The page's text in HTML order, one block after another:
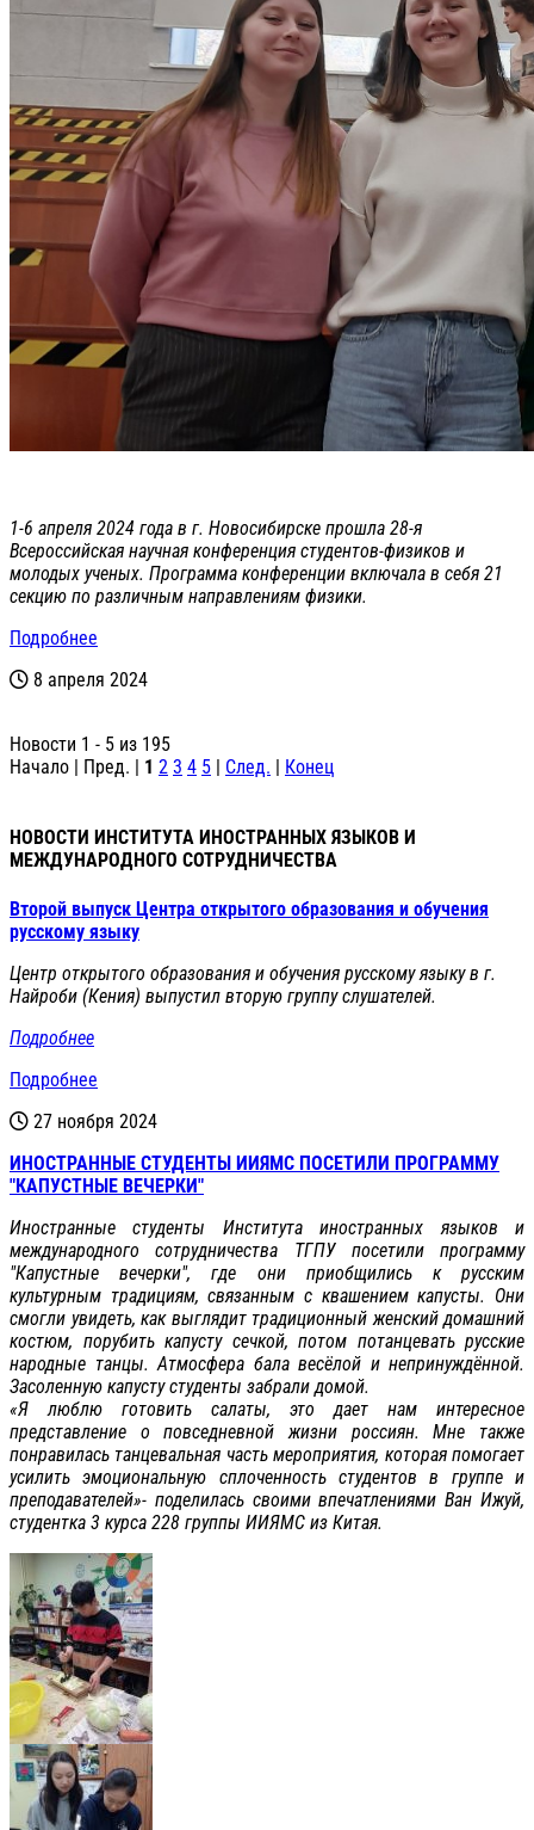
1-6 апреля 2024 года в г. Новосибирске прошла 28-я
Всероссийская научная конференция студентов-физиков и
молодых ученых. Программа конференции включала в себя 21
секцию по различным направлениям физики.
Подробнее
8 апреля 2024
Новости 1 - 5 из 195
Начало | Пред. | 1 2 3 4 5 | След. | Конец
НОВОСТИ ИНСТИТУТА ИНОСТРАННЫХ ЯЗЫКОВ И
МЕЖДУНАРОДНОГО СОТРУДНИЧЕСТВА
Второй выпуск Центра открытого образования и обучения
русскому языку
Центр открытого образования и обучения русскому языку в г.
Найроби (Кения) выпустил вторую группу слушателей.
Подробнее
Подробнее
27 ноября 2024
ИНОСТРАННЫЕ СТУДЕНТЫ ИИЯМС ПОСЕТИЛИ ПРОГРАММУ
"КАПУСТНЫЕ ВЕЧЕРКИ"
Иностранные студенты Института иностранных языков и
международного сотрудничества ТГПУ посетили программу
"Капустные вечерки", где они приобщились к русским
культурным традициям, связанным с квашением капусты. Они
смогли увидеть, как выглядит традиционный женский домашний
костюм, порубить капусту сечкой, потом потанцевать русские
народные танцы. Атмосфера бала весёлой и непринуждённой.
Засоленную капусту студенты забрали домой.
«Я люблю готовить салаты, это дает нам интересное
представление о повседневной жизни россиян. Мне также
понравилась танцевальная часть мероприятия, которая помогает
усилить эмоциональную сплоченность студентов в группе и
преподавателей»- поделилась своими впечатлениями Ван Ижуй,
студентка 3 курса 228 группы ИИЯМС из Китая.